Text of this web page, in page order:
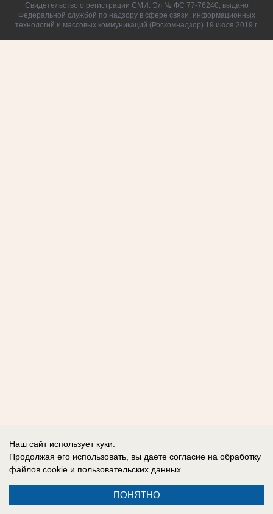
Свидетельство о регистрации СМИ: Эл № ФС 77-76240, выдано
Федеральной службой по надзору в сфере связи, информационных
технологий и массовых коммуникаций (Роскомнадзор) 19 июля 2019 г.
Наш сайт использует куки.
Продолжая его использовать, вы даете согласие на обработку
файлов cookie и пользовательских данных.
ПОНЯТНО